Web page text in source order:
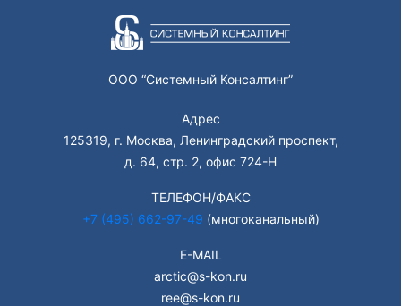
ООО “Системный Консалтинг”
Адрес
125319, г. Москва, Ленинградский проспект,
д. 64, стр. 2, офис 724-Н
ТЕЛЕФОН/ФАКС
+7 (495) 662-97-49 (многоканальный)
E-MAIL
arctic@s-kon.ru
ree@s-kon.ru